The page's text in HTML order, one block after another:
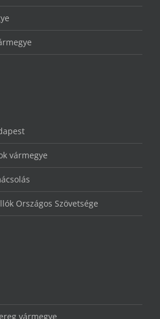
vármegye
Országos Szövetsége
vármegye